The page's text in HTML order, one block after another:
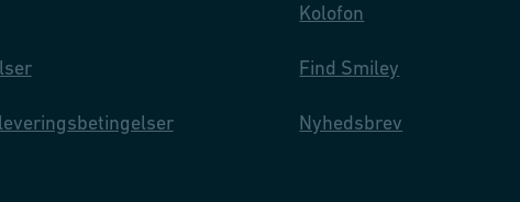
Kolofon
Find Smiley
Nyhedsbrev